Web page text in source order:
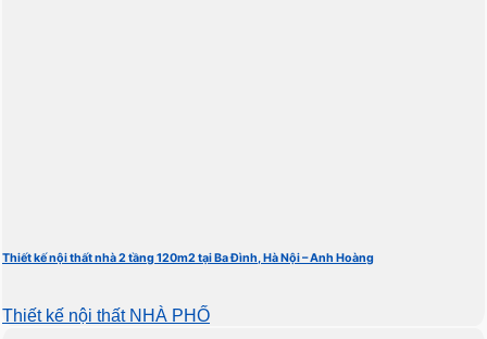
Thiết kế nội thất nhà 2 tầng 120m2 tại Ba Đình, Hà Nội – Anh Hoàng
Thiết kế nội thất NHÀ PHỐ